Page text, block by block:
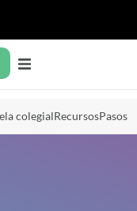
colegialRecursosPasos